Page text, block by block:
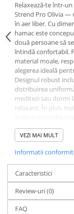
Accesorii corpuri
Lampi de veghe
Proiectoare
Veioze si lampi
CRACIUN
Accesorii decorative
Caciuli
Globuri
Instalatii de Craciun
Lumanari si candele
Suporturi lumanari
Curatenie
Cosuri de gunoi
Relaxează-te într-
Strend Pro Olivia —
în aer liber. Cu
hamac este
două persoane să
întindă confortabil.
material moale,
alegerea ideală
Designul robust
distribuirea
meditezi sau dormi
relaxant. În plus,
Specificaţii
Dimensiuni: 200
Greutate
Utilizare: 1-2
Ideal pentru:
Transformă-ţi
Olivia — confort,
VEZI MAI MULT
Informatii
Caracteristici
Review-uri(0)
FAQ